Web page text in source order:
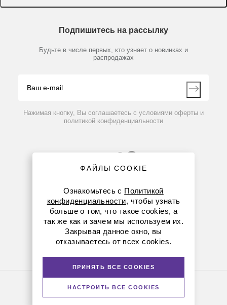
Химические реактивы, препараты, наборы
Производители
Доставка и оплата
Мобильное приложение
Партнеры
Контакты
Подпишитесь на рассылку
Будьте в числе первых, кто узнает о новинках и
распродажах
Нажимая кнопку, Вы соглашаетесь с условиями оферты и
политикой конфиденциальности
8 (800) 234-05-08
+7 (923) 303-01-52
© Диаэм, 1988 — 2026. Все права защищены
ФАЙЛЫ COOKIE
Ознакомьтесь с Политикой
конфиденциальности, чтобы узнать
больше о том, что такое cookies, а
так же как и зачем мы используем их.
Закрывая данное окно, вы
отказываетесь от всех cookies.
ПРИНЯТЬ ВСЕ COOKIES
НАСТРОИТЬ ВСЕ COOKIES